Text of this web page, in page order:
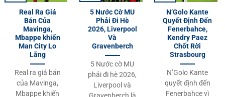
Real Ra Giá
Bán Của
Mavinga,
Mbappe khiến
Man City Lo
Lắng
Real ra giá bán
của Mavinga,
Mbappe khiến
5 Nước Cờ MU
Phải Đi Hè
2026, Liverpool
Và
Gravenberch
5 Nước cờ MU
phải đi hè 2026,
Liverpool và
N’Golo Kante
Quyết Định Đến
Fenerbahce,
Kendry Paez
Chốt Rời
Strasbourg
N’Golo Kante
quyết định đến
Fenerbahce vì